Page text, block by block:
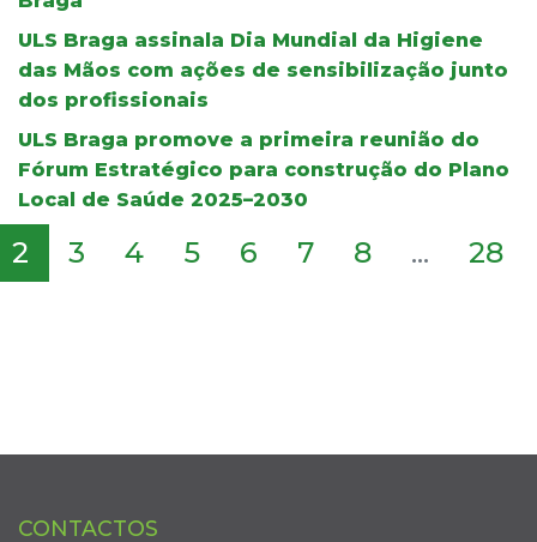
ULS Braga assinala Dia Mundial da Higiene
das Mãos com ações de sensibilização junto
dos profissionais
ULS Braga promove a primeira reunião do
Fórum Estratégico para construção do Plano
Local de Saúde 2025–2030
2 3 4 5 6 7 8 ... 28
CONTACTOS